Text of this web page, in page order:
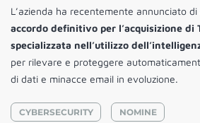
L’azienda ha recentemente annunciato
accordo definitivo per l’acquisizione di
specializzata nell’utilizzo
per rilevare e proteggere
di dati e minacce email in evoluzione.
CYBERSECURITY NOMINE